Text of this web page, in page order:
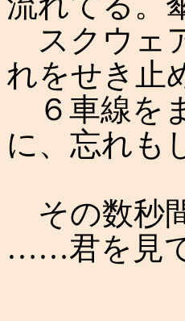
スクウェ
れをせき止
６車線を
に、忘れも
その数秒
……君を見